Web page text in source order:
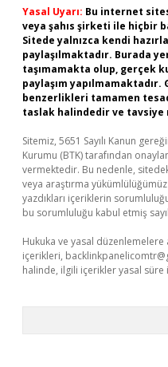
Yasal Uyarı: Bu internet
veya şahıs şirketi ile hiçbir
Sitede yalnızca kendi
paylaşılmaktadır. Burada
taşımamakta olup, gerçek
paylaşım
benzerlikleri tamamen
taslak halindedir ve tavsiye
Sitemiz, 5651 Sayılı Kanun
Kurumu (BTK) tarafından
vermektedir. Bu nedenle,
veya araştırma
yazdıkları içeriklerin
bu sorumluluğu kabul etmiş
Hukuka ve yasal düzenlemelere
içerikleri,
halinde, ilgili içerikler yasal süre